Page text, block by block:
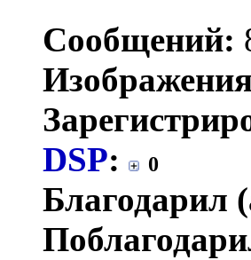
Сообщений:
DSP: 0
Благодарил